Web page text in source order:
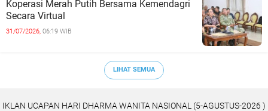
Koperasi Merah Putih Bersama Kemendagri
Secara Virtual
31/07/2026, 06:19 WIB
LIHAT SEMUA
IKLAN UCAPAN HARI DHARMA WANITA NASIONAL (5-AGUSTUS-2026 )